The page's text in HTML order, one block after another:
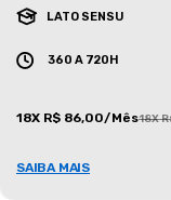
LATO SENSU
360 A 720H
18X R$ 86,00/Mês18X
SAIBA MAIS